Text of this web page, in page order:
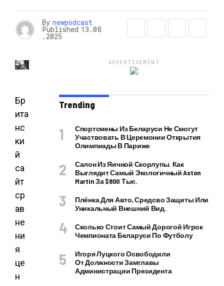
By newpodcast
Published 13.08
.2025
Бр
ита
нс
ки
й
са
йт
ср
ав
не
ни
я
це
н
ADVERTISEMENT
Trending
Спортсмены Из Беларуси Не Смогут
Участвовать В Церемонии Открытия
Олимпиады В Париже
Салон Из Яичной Скорлупы. Как
Выглядит Самый Экологичный Aston
Martin За $800 Тыс.
Плёнка Для Авто, Средсво Защиты Или
Уникальный Внешний Вид.
Сколько Стоит Самый Дорогой Игрок
Чемпионата Беларуси По Футболу
Игоря Луцкого Освободили
От Должности Замглавы
Администрации Президента